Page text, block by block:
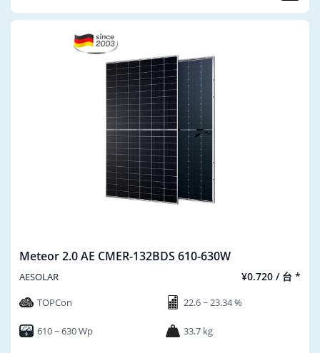
Meteor 2.0 AE CMER-132BDS 610-630W
AESOLAR ¥0.720 / 台 *
TOPCon 22.6 ~ 23.34 %
610 ~ 630 Wp 33.7 kg